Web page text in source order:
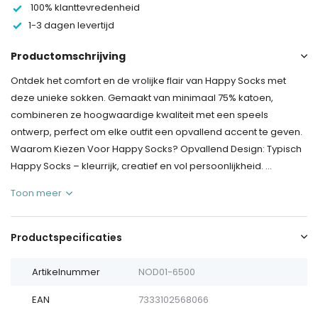
100% klanttevredenheid
1-3 dagen levertijd
Productomschrijving
Ontdek het comfort en de vrolijke flair van Happy Socks met
deze unieke sokken. Gemaakt van minimaal 75% katoen,
combineren ze hoogwaardige kwaliteit met een speels
ontwerp, perfect om elke outfit een opvallend accent te geven.
Waarom Kiezen Voor Happy Socks? Opvallend Design: Typisch
Happy Socks – kleurrijk, creatief en vol persoonlijkheid. ...
Toon meer
Productspecificaties
Artikelnummer NOD01-6500
EAN 7333102568066